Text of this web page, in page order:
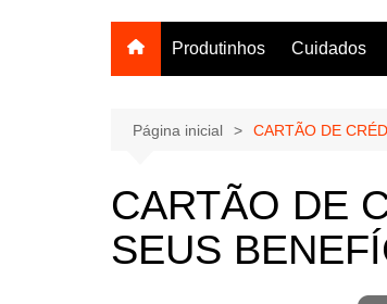
Produtinhos Cuidados
Página inicial CARTÃO DE
CARTÃO DE
SEUS